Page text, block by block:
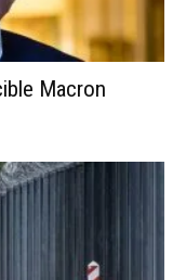
Macron